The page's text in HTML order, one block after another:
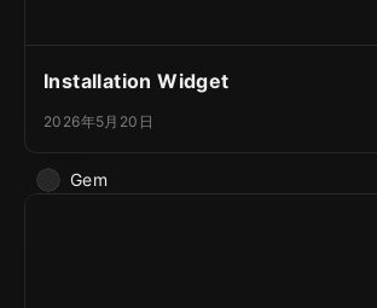
Installation Widget
2026年5月20日
Gem